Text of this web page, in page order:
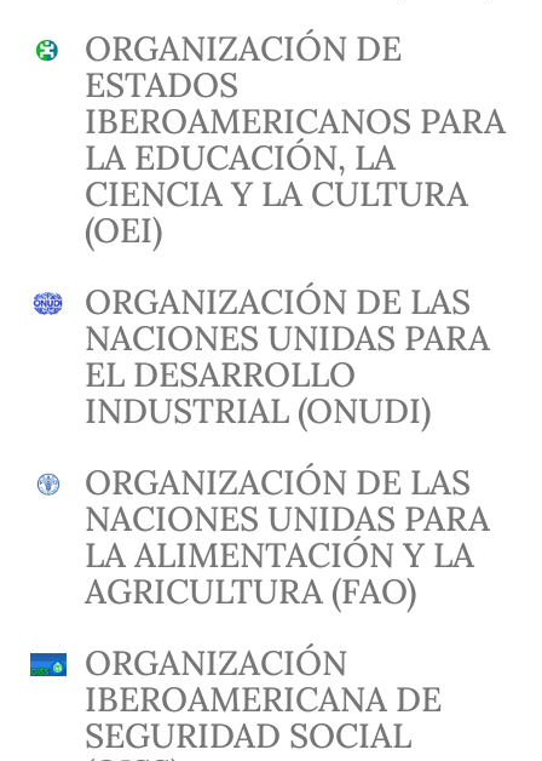
ORGANIZACIÓN DE
ESTADOS
IBEROAMERICANOS PARA
LA EDUCACIÓN, LA
CIENCIA Y LA CULTURA
(OEI)
ORGANIZACIÓN DE LAS
NACIONES UNIDAS PARA
EL DESARROLLO
INDUSTRIAL (ONUDI)
ORGANIZACIÓN DE LAS
NACIONES UNIDAS PARA
LA ALIMENTACIÓN Y LA
AGRICULTURA (FAO)
ORGANIZACIÓN
IBEROAMERICANA DE
SEGURIDAD SOCIAL